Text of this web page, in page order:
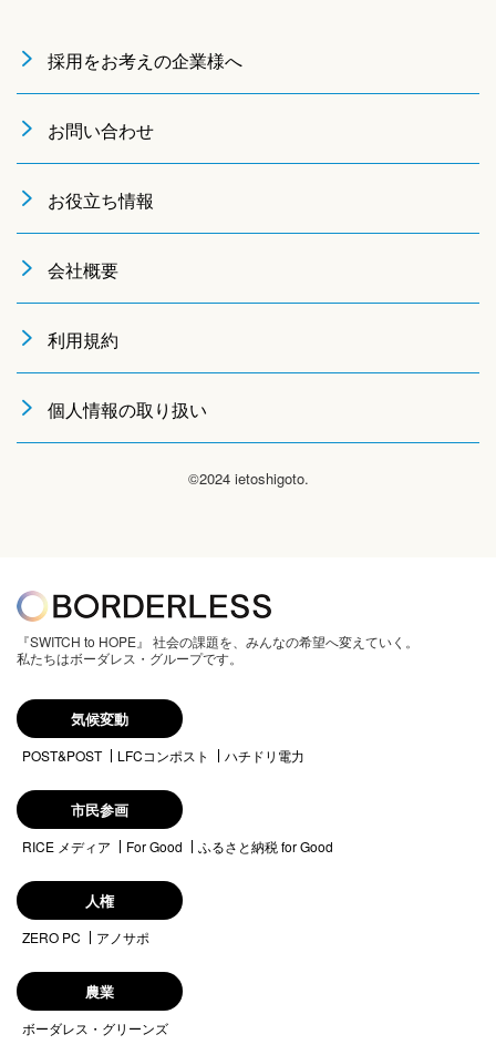
採用をお考えの企業様へ
お問い合わせ
お役立ち情報
会社概要
利用規約
個人情報の取り扱い
©2024 ietoshigoto.
『SWITCH to HOPE』 社会の課題を、みんなの希望へ変えていく。
私たちはボーダレス・グループです。
気候変動
POST&POST LFCコンポスト ハチドリ電力
市民参画
RICE メディア For Good ふるさと納税 for Good
人権
ZERO PC アノサポ
農業
ボーダレス・グリーンズ